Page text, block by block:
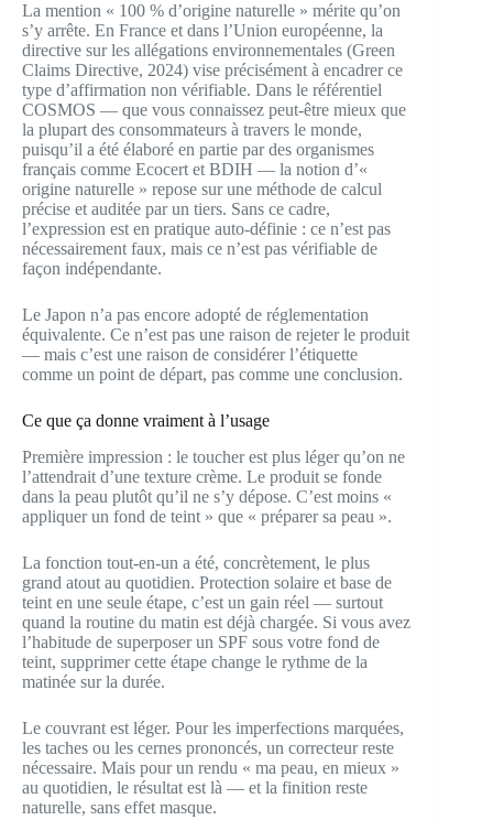
La mention « 100 % d’origine naturelle » mérite qu’on
s’y arrête. En France et dans l’Union européenne, la
directive sur les allégations environnementales (Green
Claims Directive, 2024) vise précisément à encadrer ce
type d’affirmation non vérifiable. Dans le référentiel
COSMOS — que vous connaissez peut-être mieux que
la plupart des consommateurs à travers le monde,
puisqu’il a été élaboré en partie par des organismes
français comme Ecocert et BDIH — la notion d’«
origine naturelle » repose sur une méthode de calcul
précise et auditée par un tiers. Sans ce cadre,
l’expression est en pratique auto-définie : ce n’est pas
nécessairement faux, mais ce n’est pas vérifiable de
façon indépendante.
Le Japon n’a pas encore adopté de réglementation
équivalente. Ce n’est pas une raison de rejeter le produit
— mais c’est une raison de considérer l’étiquette
comme un point de départ, pas comme une conclusion.
Ce que ça donne vraiment à l’usage
Première impression : le toucher est plus léger qu’on ne
l’attendrait d’une texture crème. Le produit se fonde
dans la peau plutôt qu’il ne s’y dépose. C’est moins «
appliquer un fond de teint » que « préparer sa peau ».
La fonction tout-en-un a été, concrètement, le plus
grand atout au quotidien. Protection solaire et base de
teint en une seule étape, c’est un gain réel — surtout
quand la routine du matin est déjà chargée. Si vous avez
l’habitude de superposer un SPF sous votre fond de
teint, supprimer cette étape change le rythme de la
matinée sur la durée.
Le couvrant est léger. Pour les imperfections marquées,
les taches ou les cernes prononcés, un correcteur reste
nécessaire. Mais pour un rendu « ma peau, en mieux »
au quotidien, le résultat est là — et la finition reste
naturelle, sans effet masque.